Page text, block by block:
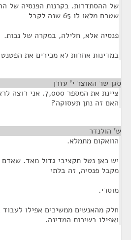
של ההסתדרות. בקרנות הפנסיה של
שטרם מלאו לו 65 שנה לקבל
פנסיה אלא, חלילה, במקרה של נכות.
במדינות אחרות לא מכירים את
סגן שר האוצר י' עזרן
ציינת את המספר
האם זה נתן תעסוקה?
ש' הולנדר
הוואקום מתמלא.
יש כאן נטל תקציבי גדול מאד.
מקבל פנסיה, זה בלתי
מוסרי.
חלק מהאנשים ממשיכים אפילו לעבוד
ואפילו בשירות המדינה.